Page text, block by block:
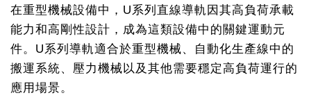
在重型機械設備中，U系列直線導軌因其高負荷承載
能力和高剛性設計，成為這類設備中的關鍵運動元
件。U系列導軌適合於重型機械、自動化生產線中的
搬運系統、壓力機械以及其他需要穩定高負荷運行的
應用場景。